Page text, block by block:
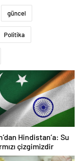
güncel
Politika
Hindistan’a: Su
çizgimizdir